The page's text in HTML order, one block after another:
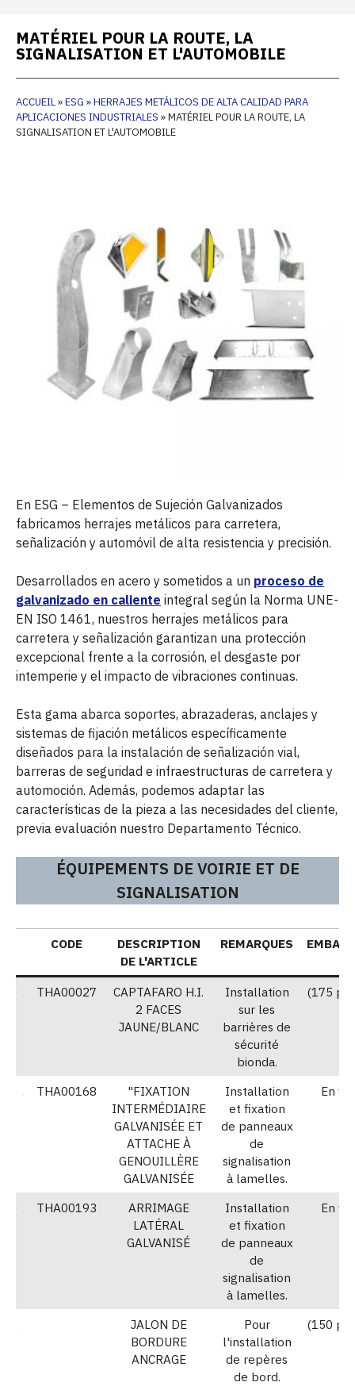
MATÉRIEL POUR LA ROUTE, LA
SIGNALISATION ET L'AUTOMOBILE
ACCUEIL»ESG »HERRAJES METÁLICOS DE ALTA CALIDAD PARA
APLICACIONES INDUSTRIALES »MATÉRIEL POUR LA ROUTE, LA
SIGNALISATION ET L'AUTOMOBILE
En ESG – Elementos de Sujeción Galvanizados
fabricamos herrajes metálicos para carretera,
señalización y automóvil de alta resistencia y precisión.
Desarrollados en acero y sometidos a un proceso de
galvanizado en caliente integral según la Norma UNE-
EN ISO 1461, nuestros herrajes metálicos para
carretera y señalización garantizan una protección
excepcional frente a la corrosión, el desgaste por
intemperie y el impacto de vibraciones continuas.
Esta gama abarca soportes, abrazaderas, anclajes y
sistemas de fijación metálicos específicamente
diseñados para la instalación de señalización vial,
barreras de seguridad e infraestructuras de carretera y
automoción. Además, podemos adaptar las
características de la pieza a las necesidades del cliente,
previa evaluación nuestro Departamento Técnico.
ÉQUIPEMENTS DE VOIRIE ET DE
SIGNALISATION
CODE
DESCRIPTION
DE L'ARTICLE
REMARQUES
THA00027
CAPTAFARO H.I.
2 FACES
JAUNE/BLANC
Installation
sur les
barrières de
sécurité
bionda.
(175
THA00168
"FIXATION
INTERMÉDIAIRE
GALVANISÉE ET
ATTACHE À
GENOUILLÈRE
GALVANISÉE
Installation
et fixation
de panneaux
de
signalisation
à lamelles.
En
THA00193
ARRIMAGE
LATÉRAL
GALVANISÉ
Installation
et fixation
de panneaux
de
signalisation
à lamelles.
En
JALON DE
BORDURE
ANCRAGE
Pour
l'installation
de repères
de bord.
(150